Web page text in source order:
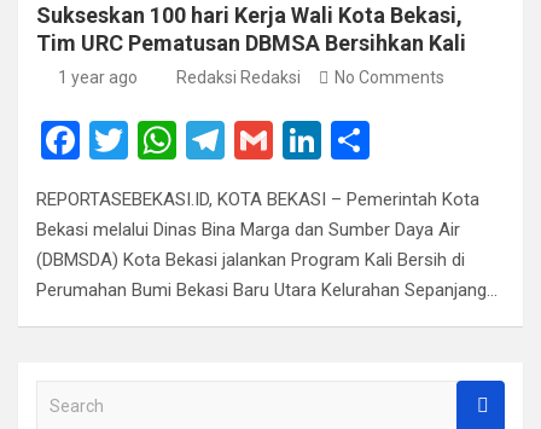
Sukseskan 100 hari Kerja Wali Kota Bekasi,
Tim URC Pematusan DBMSA Bersihkan Kali
1 year ago Redaksi Redaksi No Comments
F
ce
b
o
o
T
tt
er
W
at
s
A
p
T
e
gr
a
m
G
ail
Li
ke
dI
n
ar
e
REPORTASEBEKASI.ID, KOTA BEKASI – Pemerintah Kota
Bekasi melalui Dinas Bina Marga dan Sumber Daya Air
(DBMSDA) Kota Bekasi jalankan Program Kali Bersih di
Perumahan Bumi Bekasi Baru Utara Kelurahan Sepanjang…